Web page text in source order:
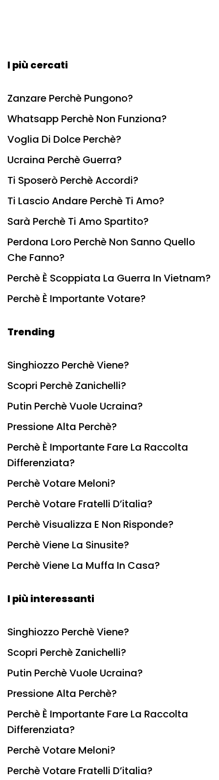
I più cercati
Zanzare Perchè Pungono?
Whatsapp Perchè Non Funziona?
Voglia Di Dolce Perchè?
Ucraina Perchè Guerra?
Ti Sposerò Perchè Accordi?
Ti Lascio Andare Perchè Ti Amo?
Sarà Perchè Ti Amo Spartito?
Perdona Loro Perchè Non Sanno Quello
Che Fanno?
Perchè È Scoppiata La Guerra In Vietnam?
Perchè È Importante Votare?
Trending
Singhiozzo Perchè Viene?
Scopri Perchè Zanichelli?
Putin Perchè Vuole Ucraina?
Pressione Alta Perchè?
Perchè È Importante Fare La Raccolta
Differenziata?
Perchè Votare Meloni?
Perchè Votare Fratelli D’italia?
Perchè Visualizza E Non Risponde?
Perchè Viene La Sinusite?
Perchè Viene La Muffa In Casa?
I più interessanti
Singhiozzo Perchè Viene?
Scopri Perchè Zanichelli?
Putin Perchè Vuole Ucraina?
Pressione Alta Perchè?
Perchè È Importante Fare La Raccolta
Differenziata?
Perchè Votare Meloni?
Perchè Votare Fratelli D’italia?